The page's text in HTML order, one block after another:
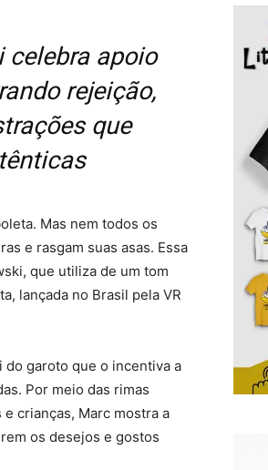
celebra apoio
rejeição,
que
Mas nem todos os
e rasgam suas asas. Essa
que utiliza de um tom
lançada no Brasil pela VR
garoto que o incentiva a
Por meio das rimas
crianças, Marc mostra a
os desejos e gostos